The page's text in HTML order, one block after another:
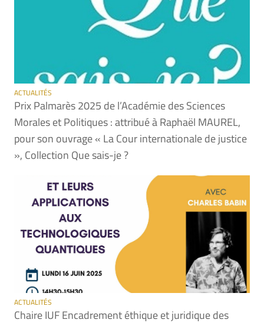
ACTUALITÉS
Prix Palmarès 2025 de l’Académie des Sciences
Morales et Politiques : attribué à Raphaël MAUREL,
pour son ouvrage « La Cour internationale de justice
», Collection Que sais-je ?
ACTUALITÉS
Chaire IUF Encadrement éthique et juridique des